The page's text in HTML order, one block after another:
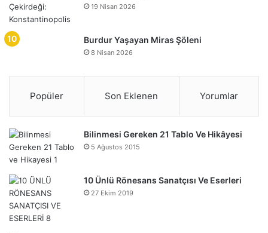
19 Nisan 2026
Burdur Yaşayan Miras Şöleni
8 Nisan 2026
Popüler Son Eklenen Yorumlar
Bilinmesi Gereken 21 Tablo Ve Hikâyesi
5 Ağustos 2015
10 Ünlü Rönesans Sanatçısı Ve Eserleri
27 Ekim 2019